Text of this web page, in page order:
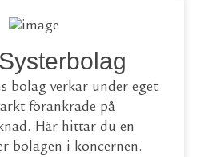
bolag verkar under eget
förankrade på
Här hittar du en
bolagen i koncernen.